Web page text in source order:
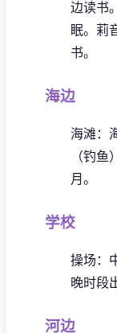
边读书。
眠。 莉
书。
海边
海滩：
（钓
月。
学校
操场：
晚时段
河边